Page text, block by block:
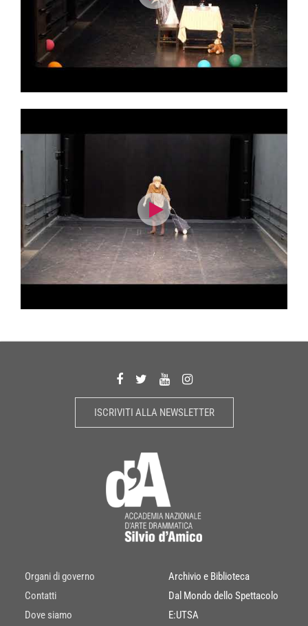
ISCRIVITI ALLA NEWSLETTER
Organi di governo
Contatti
Dove siamo
Archivio e Biblioteca
Dal Mondo dello Spettacolo
E:UTSA